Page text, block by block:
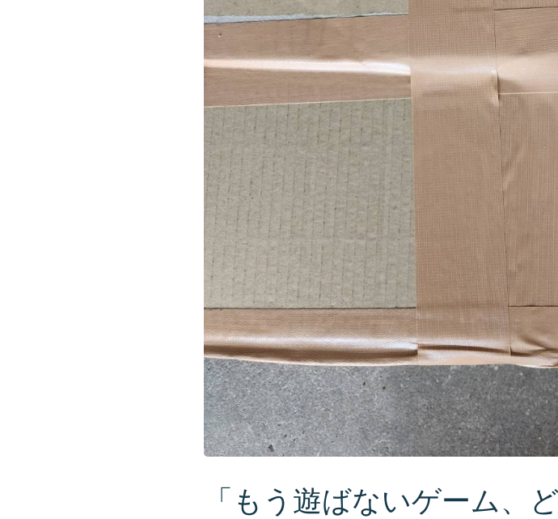
「もう遊ばないゲーム、